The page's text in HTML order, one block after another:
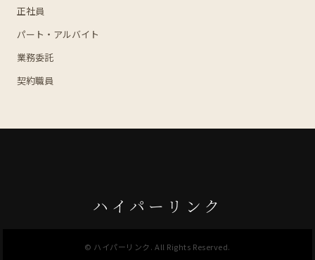
正社員
パート・アルバイト
業務委託
契約職員
ハイパーリンク
© ハイパーリンク. All Rights Reserved.